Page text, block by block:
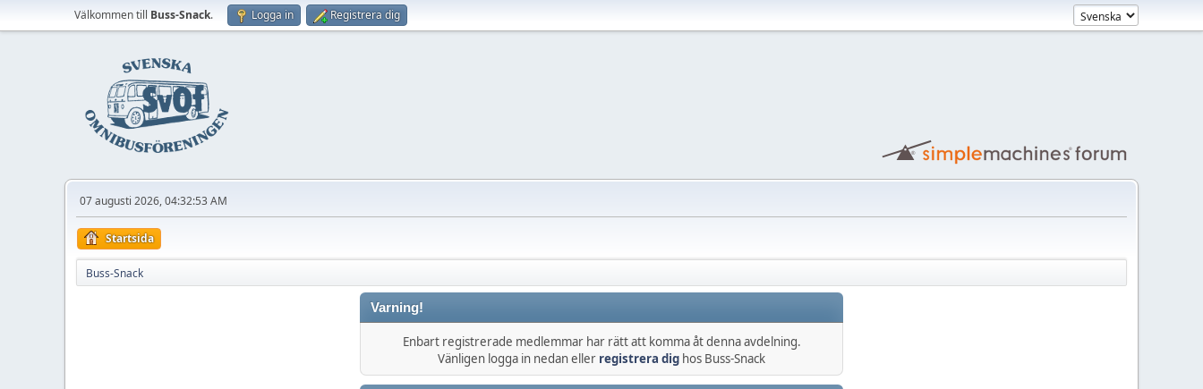
Välkommen till Buss-Snack. Logga in Registrera dig
07 augusti 2026, 04:32:53 AM
Startsida
Buss-Snack
Varning!
Enbart registrerade medlemmar har rätt att komma åt denna avdelning.
Vänligen logga in nedan eller registrera dig hos Buss-Snack